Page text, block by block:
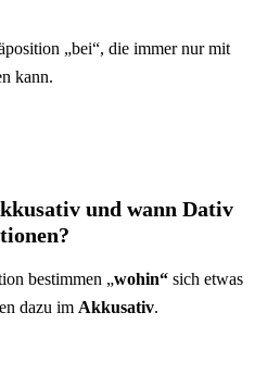
„bei“, die immer nur mit
kann.
und wann Dativ
bestimmen „wohin“ sich etwas
dazu im Akkusativ.